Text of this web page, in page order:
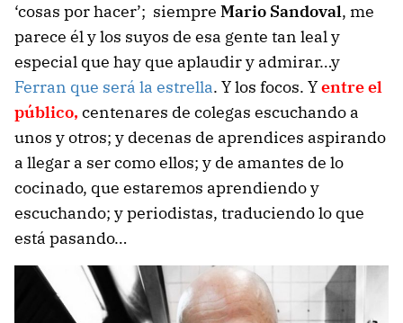
‘cosas por hacer’; siempre Mario Sandoval, me
parece él y los suyos de esa gente tan leal y
especial que hay que aplaudir y admirar…y
Ferran que será la estrella. Y los focos. Yentre el
público, centenares de colegas escuchando a
unos y otros; y decenas de aprendices aspirando
a llegar a ser como ellos; y de amantes de lo
cocinado, que estaremos aprendiendo y
escuchando; y periodistas, traduciendo lo que
está pasando…